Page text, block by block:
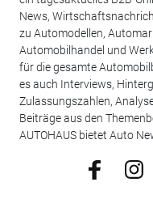
News,
zu Automodellen,
Automobilhandel und
für die gesamte
es auch Interviews,
Zulassungszahlen,
Beiträge aus den
AUTOHAUS bietet Auto